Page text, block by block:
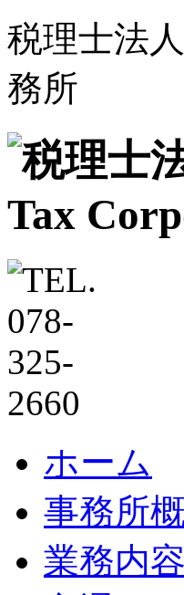
税理士法
務所
ホーム
事務所
業務内容